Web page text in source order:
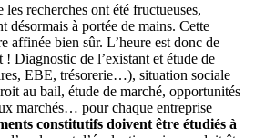
les recherches ont été fructueuses,
désormais à portée de mains. Cette
affinée bien sûr. L’heure est donc de
Diagnostic de l’existant et étude de
EBE, trésorerie…), situation sociale
au bail, étude de marché, opportunités
marchés… pour chaque entreprise
constitutifs doivent être étudiés à